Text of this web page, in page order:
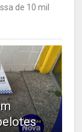
de 10 mil